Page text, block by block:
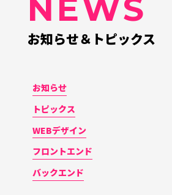
NEWS
お知らせ＆トピックス
お知らせ
トピックス
WEBデザイン
フロントエンド
バックエンド